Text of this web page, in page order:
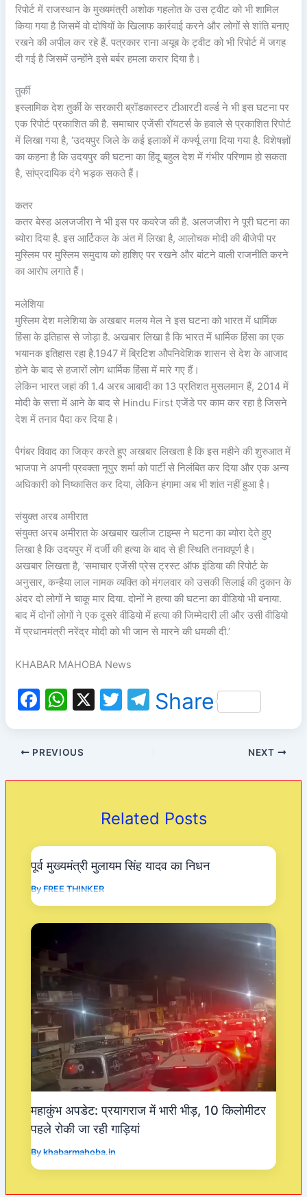
रिपोर्ट में राजस्थान के मुख्यमंत्री अशोक गहलोत के उस ट्वीट को भी शामिल
किया गया है जिसमें वो दोषियों के खिलाफ कार्रवाई करने और लोगों से शांति बनाए
रखने की अपील कर रहे हैं. पत्रकार राना अयूब के ट्वीट को भी रिपोर्ट में जगह
दी गई है जिसमें उन्होंने इसे बर्बर हमला करार दिया है।
तुर्की
इस्लामिक देश तुर्की के सरकारी ब्रॉडकास्टर टीआरटी वर्ल्ड ने भी इस घटना पर
एक रिपोर्ट प्रकाशित की है. समाचार एजेंसी रॉयटर्स के हवाले से प्रकाशित रिपोर्ट
में लिखा गया है, ‘उदयपुर जिले के कई इलाकों में कर्फ्यू लगा दिया गया है. विशेषज्ञों
का कहना है कि उदयपुर की घटना का हिंदू बहुल देश में गंभीर परिणाम हो सकता
है, सांप्रदायिक दंगे भड़क सकते हैं।
कतर
कतर बेस्ड अलजजीरा ने भी इस पर कवरेज की है. अलजजीरा ने पूरी घटना का
ब्योरा दिया है. इस आर्टिकल के अंत में लिखा है, आलोचक मोदी की बीजेपी पर
मुस्लिम पर मुस्लिम समुदाय को हाशिए पर रखने और बांटने वाली राजनीति करने
का आरोप लगाते हैं।
मलेशिया
मुस्लिम देश मलेशिया के अखबार मलय मेल ने इस घटना को भारत में धार्मिक
हिंसा के इतिहास से जोड़ा है. अखबार लिखा है कि भारत में धार्मिक हिंसा का एक
भयानक इतिहास रहा है.1947 में ब्रिटिश औपनिवेशिक शासन से देश के आजाद
होने के बाद से हजारों लोग धार्मिक हिंसा में मारे गए हैं।
लेकिन भारत जहां की 1.4 अरब आबादी का 13 प्रतिशत मुसलमान हैं, 2014 में
मोदी के सत्ता में आने के बाद से Hindu First एजेंडे पर काम कर रहा है जिसने
देश में तनाव पैदा कर दिया है।
पैगंबर विवाद का जिक्र करते हुए अखबार लिखता है कि इस महीने की शुरुआत में
भाजपा ने अपनी प्रवक्ता नूपुर शर्मा को पार्टी से निलंबित कर दिया और एक अन्य
अधिकारी को निष्कासित कर दिया, लेकिन हंगामा अब भी शांत नहीं हुआ है।
संयुक्त अरब अमीरात
संयुक्त अरब अमीरात के अखबार खलीज टाइम्स ने घटना का ब्योरा देते हुए
लिखा है कि उदयपुर में दर्जी की हत्या के बाद से ही स्थिति तनावपूर्ण है।
अखबार लिखता है, ‘समाचार एजेंसी प्रेस ट्रस्ट ऑफ इंडिया की रिपोर्ट के
अनुसार, कन्हैया लाल नामक व्यक्ति को मंगलवार को उसकी सिलाई की दुकान के
अंदर दो लोगों ने चाकू मार दिया. दोनों ने हत्या की घटना का वीडियो भी बनाया.
बाद में दोनों लोगों ने एक दूसरे वीडियो में हत्या की जिम्मेदारी ली और उसी वीडियो
में प्रधानमंत्री नरेंद्र मोदी को भी जान से मारने की धमकी दी.’
KHABAR MAHOBA News
F
c
e
b
k
W
at
s
A
X
T
T
a
m
Share
PREVIOUS NEXT
Related Posts
पूर्व मुख्यमंत्री मुलायम सिंह यादव का निधन
By FREE THINKER
महाकुंभ अपडेट: प्रयागराज में भारी भीड़, 10 किलोमीटर
पहले रोकी जा रही गाड़ियां
Bykhabarmahoba.in